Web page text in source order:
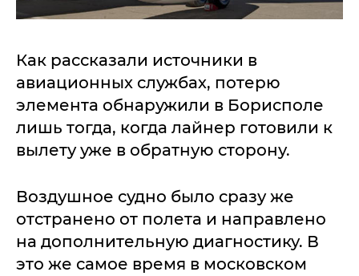
Как рассказали источники в
авиационных службах, потерю
элемента обнаружили в Борисполе
лишь тогда, когда лайнер готовили к
вылету уже в обратную сторону.
Воздушное судно было сразу же
отстранено от полета и направлено
на дополнительную диагностику. В
это же самое время в московском